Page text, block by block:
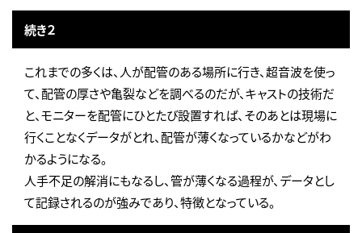
続き２
これまでの多くは、人が配管のある場所に行き、超音波を使っ
て、配管の厚さや亀裂などを調べるのだが、キャストの技術だ
と、モニターを配管にひとたび設置すれば、そのあとは現場に
行くことなくデータがとれ、配管が薄くなっているかなどがわ
かるようになる。
人手不足の解消にもなるし、管が薄くなる過程が、データとし
て記録されるのが強みであり、特徴となっている。